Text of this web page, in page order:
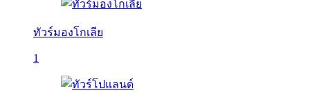
ทัวร์มองโกเลีย
1